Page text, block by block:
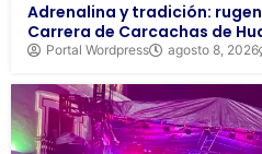
Adrenalina y tradición:
Carrera de Carcachas de
Portal Wordpress agosto 8, 2026